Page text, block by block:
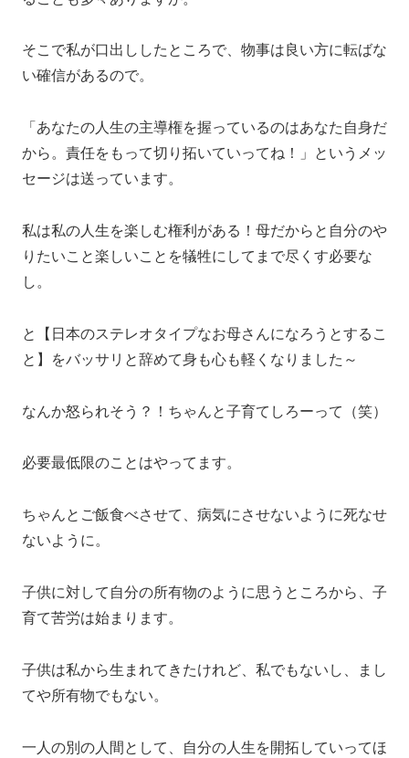
そこで私が口出ししたところで、物事は良い方に転ばな
い確信があるので。
「あなたの人生の主導権を握っているのはあなた自身だ
から。責任をもって切り拓いていってね！」というメッ
セージは送っています。
私は私の人生を楽しむ権利がある！母だからと自分のや
りたいこと楽しいことを犠牲にしてまで尽くす必要な
し。
と【日本のステレオタイプなお母さんになろうとするこ
と】をバッサリと辞めて身も心も軽くなりました～
なんか怒られそう？！ちゃんと子育てしろーって（笑）
必要最低限のことはやってます。
ちゃんとご飯食べさせて、病気にさせないように死なせ
ないように。
子供に対して自分の所有物のように思うところから、子
育て苦労は始まります。
子供は私から生まれてきたけれど、私でもないし、まし
てや所有物でもない。
一人の別の人間として、自分の人生を開拓していってほ